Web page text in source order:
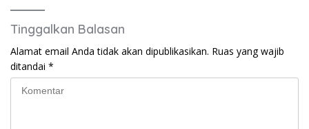
Tinggalkan Balasan
Alamat email Anda tidak akan dipublikasikan. Ruas yang wajib
ditandai *